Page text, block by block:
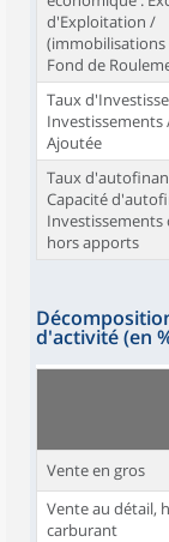
d'Exploitation /
(immobilisations
Fond de
Taux
Investissements
Ajoutée
Taux
Capacité
Investissements
hors apports
d'activité (en
Vente en gros
Vente au détail,
carburant